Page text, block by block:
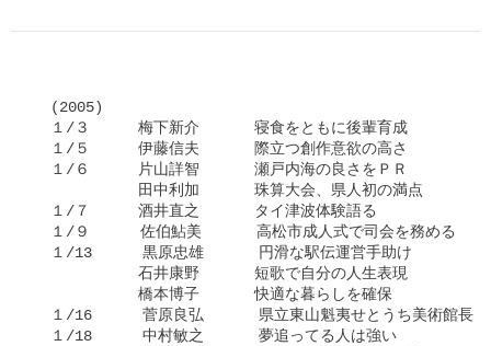
  (2005)
  １/３　 　 梅下新介　　　 寝食をともに後輩育成
  １/５　　  伊藤信夫　　 　際立つ創作意欲の高さ
  １/６　  　片山詳智　 　　瀬戸内海の良さをＰＲ
田中利加　　 　珠算大会、県人初の満点
  １/７　  　酒井直之　 　　タイ津波体験語る
  １/９　    佐伯鮎美　 　　高松市成人式で司会を務める
  １/13　    黒原忠雄　　　 円滑な駅伝運営手助け
石井康野　 　　短歌で自分の人生表現
橋本博子　 　　快適な暮らしを確保
  １/16    　菅原良弘 　　　県立東山魁夷せとうち美術館長
  １/18    　中村敏之　　　 夢追ってる人は強い